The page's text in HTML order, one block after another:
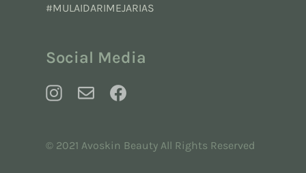
#MULAIDARIMEJARIAS
Social Media
© 2021 Avoskin Beauty All Rights Reserved